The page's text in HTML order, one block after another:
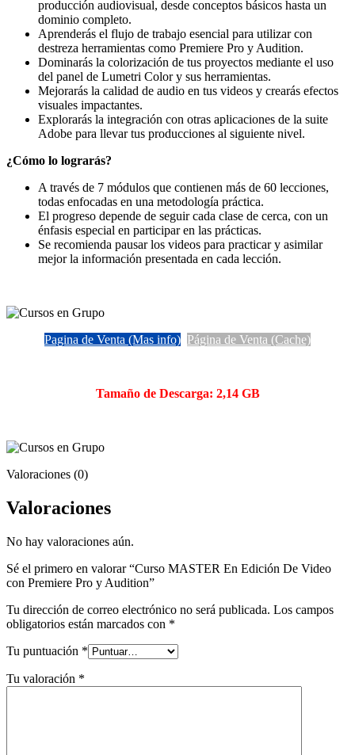
producción audiovisual, desde conceptos básicos hasta un
dominio completo.
Aprenderás el flujo de trabajo esencial para utilizar con
destreza herramientas como Premiere Pro y Audition.
Dominarás la colorización de tus proyectos mediante el uso
del panel de Lumetri Color y sus herramientas.
Mejorarás la calidad de audio en tus videos y crearás efectos
visuales impactantes.
Explorarás la integración con otras aplicaciones de la suite
Adobe para llevar tus producciones al siguiente nivel.
¿Cómo lo lograrás?
A través de 7 módulos que contienen más de 60 lecciones,
todas enfocadas en una metodología práctica.
El progreso depende de seguir cada clase de cerca, con un
énfasis especial en participar en las prácticas.
Se recomienda pausar los videos para practicar y asimilar
mejor la información presentada en cada lección.
Pagina de Venta (Mas info) Página de Venta (Cache)
Tamaño de Descarga: 2,14 GB
Valoraciones (0)
Valoraciones
No hay valoraciones aún.
Sé el primero en valorar “Curso MASTER En Edición De Video
con Premiere Pro y Audition”
Tu dirección de correo electrónico no será publicada. Los campos
obligatorios están marcados con *
Tu puntuación *
Tu valoración *